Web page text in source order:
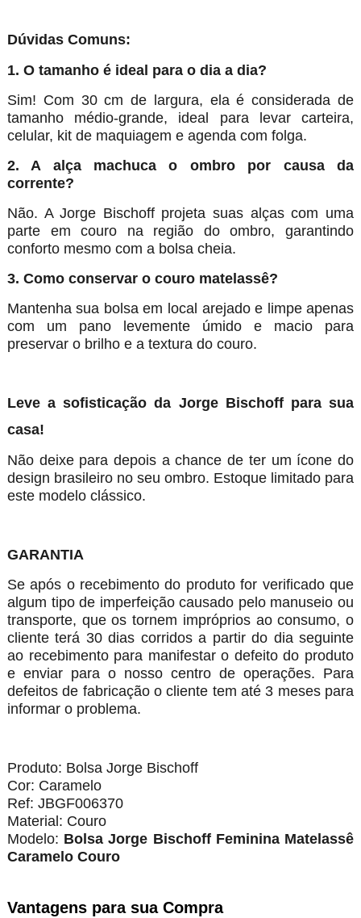
Dúvidas Comuns:
1. O tamanho é ideal para o dia a dia?
Sim! Com 30 cm de largura, ela é considerada de
tamanho médio-grande, ideal para levar carteira,
celular, kit de maquiagem e agenda com folga.
2. A alça machuca o ombro por causa da
corrente?
Não. A Jorge Bischoff projeta suas alças com uma
parte em couro na região do ombro, garantindo
conforto mesmo com a bolsa cheia.
3. Como conservar o couro matelassê?
Mantenha sua bolsa em local arejado e limpe apenas
com um pano levemente úmido e macio para
preservar o brilho e a textura do couro.
Leve a sofisticação da Jorge Bischoff para sua
casa!
Não deixe para depois a chance de ter um ícone do
design brasileiro no seu ombro. Estoque limitado para
este modelo clássico.
GARANTIA
Se após o recebimento do produto for verificado que
algum tipo de imperfeição causado pelo manuseio ou
transporte, que os tornem impróprios ao consumo, o
cliente terá 30 dias corridos a partir do dia seguinte
ao recebimento para manifestar o defeito do produto
e enviar para o nosso centro de operações. Para
defeitos de fabricação o cliente tem até 3 meses para
informar o problema.
Produto: Bolsa Jorge Bischoff
Cor: Caramelo
Ref: JBGF006370
Material: Couro
Modelo: Bolsa Jorge Bischoff Feminina Matelassê
Caramelo Couro
Vantagens para sua Compra